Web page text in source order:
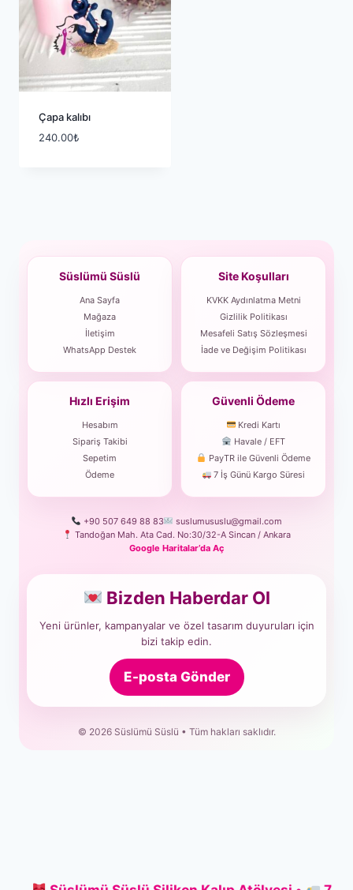
Çapa kalıbı
240.00₺
Süslümü Süslü
Ana Sayfa
Mağaza
İletişim
WhatsApp Destek
Site Koşulları
KVKK Aydınlatma Metni
Gizlilik Politikası
Mesafeli Satış Sözleşmesi
İade ve Değişim Politikası
Hızlı Erişim
Hesabım
Sipariş Takibi
Sepetim
Ödeme
Güvenli Ödeme
Kredi Kartı
Havale / EFT
PayTR ile Güvenli Ödeme
7 İş Günü Kargo Süresi
+90 507 649 88 83
suslumususlu@gmail.com
Tandoğan Mah. Ata Cad. No:30/32-A Sincan / Ankara
Google Haritalar’da Aç
Bizden Haberdar Ol
Yeni ürünler, kampanyalar ve özel tasarım duyuruları için
bizi takip edin.
E-posta Gönder
© 2026 Süslümü Süslü • Tüm hakları saklıdır.